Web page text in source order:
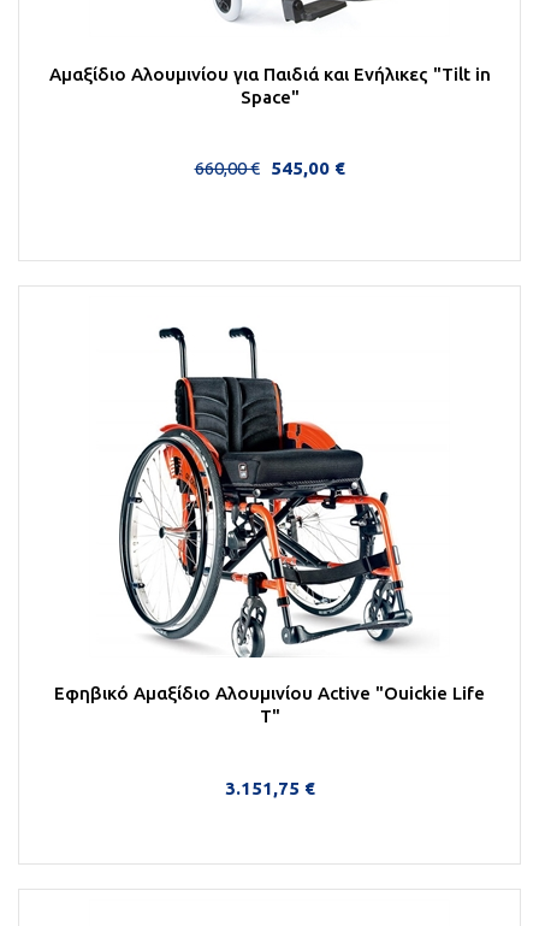
Αμαξίδιο Aλουμινίου για Παιδιά και Ενήλικες "Τilt in
Space"
660,00 € 545,00 €
Εφηβικό Αμαξίδιο Αλουμινίου Αctive "Ouickie Life
Τ"
3.151,75 €